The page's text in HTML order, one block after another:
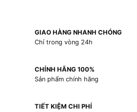
GIAO HÀNG NHANH CHÓNG
Chỉ trong vòng 24h
CHÍNH HÃNG 100%
Sản phẩm chính hãng
TIẾT KIỆM CHI PHÍ